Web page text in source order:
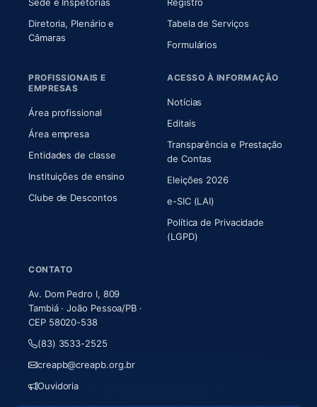
Sede e Inspetorias
Diretoria, Plenário e
Câmaras(abre em nova aba)
Registro
Tabela de Serviços
Formulários
PROFISSIONAIS E
EMPRESAS
Área profissional
Área empresa
Entidades de classe
Instituições de ensino
Clube de Descontos
ACESSO À INFORMAÇÃO
Notícias
Editais
Transparência e Prestação
de Contas
Eleições 2026
e-SIC (LAI)
Política de Privacidade
(LGPD)
CONTATO
Av. Dom Pedro I, 809
Tambiá · João Pessoa/PB ·
CEP 58020-538
(83) 3533-2525
creapb@creapb.org.br
Ouvidoria